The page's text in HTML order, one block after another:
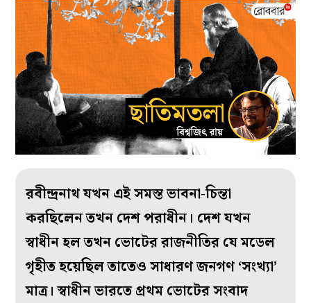
রবীন্দ্রনাথ যখন এই সমস্ত ভাবনা-চিন্তা
করছিলেন তখন দেশ পরাধীন। দেশ যখন
স্বাধীন হল তখন ভোটের রাজনীতির যে মডেল
গৃহীত হয়েছিল তাতেও সাধারণ জনগণ ‘সংখ্যা’
মাত্র। স্বাধীন ভারতে প্রথম ভোটের সংবাদ